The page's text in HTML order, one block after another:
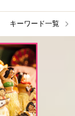
キーワード一覧